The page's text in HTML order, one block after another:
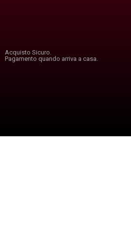
Acquisto Sicuro.
Pagamento quando arriva a casa.